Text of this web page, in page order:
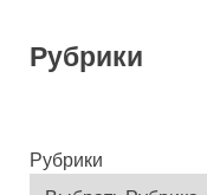
Рубрики
Рубрики